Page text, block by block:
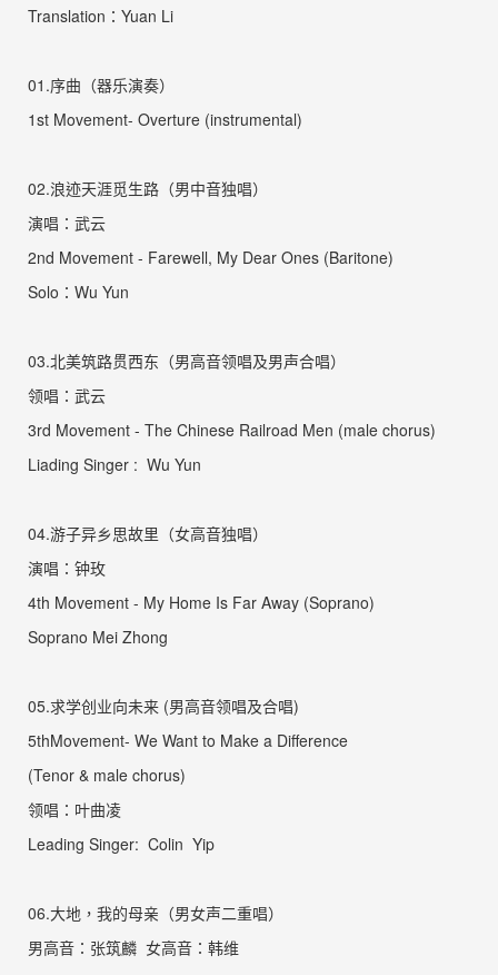
Translation ：Yuan Li
01.序曲（器乐演奏）
1st Movement- Overture (instrumental)
02.浪迹天涯觅生路（男中音独唱）
演唱：武云
2nd Movement - Farewell, My Dear Ones (Baritone)
Solo：Wu Yun
03.北美筑路贯西东（男高音领唱及男声合唱）
领唱： 武云
3rd Movement - The Chinese Railroad Men (male chorus)
Liading Singer : Wu Yun
04.游子异乡思故里（女高音独唱）
演唱：钟玫
4th Movement - My Home Is Far Away (Soprano)
Soprano Mei Zhong
05.求学创业向未来 (男高音领唱及合唱)
5thMovement- We Want to Make a Difference
(Tenor & male chorus)
领唱：叶曲凌
Leading Singer: Colin Yip
06.大地，我的母亲（男女声二重唱）
男高音：张筑麟 女高音： 韩维